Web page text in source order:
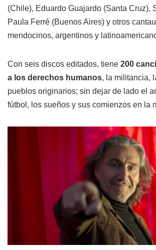
(Chile), Eduardo Guajardo (Santa Cruz),
Paula Ferré (Buenos Aires) y otros
mendocinos, argentinos y
Con seis discos editados, tiene 200
a los derechos humanos, la militancia,
pueblos originarios; sin dejar de lado el
fútbol, los sueños y sus comienzos en la